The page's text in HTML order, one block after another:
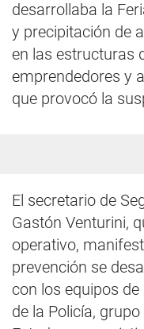
desarrollaba la
y precipitación de
en las estructuras
emprendedores y
que provocó la
El secretario de
Gastón Venturini,
operativo,
prevención se
con los equipos
de la Policía,